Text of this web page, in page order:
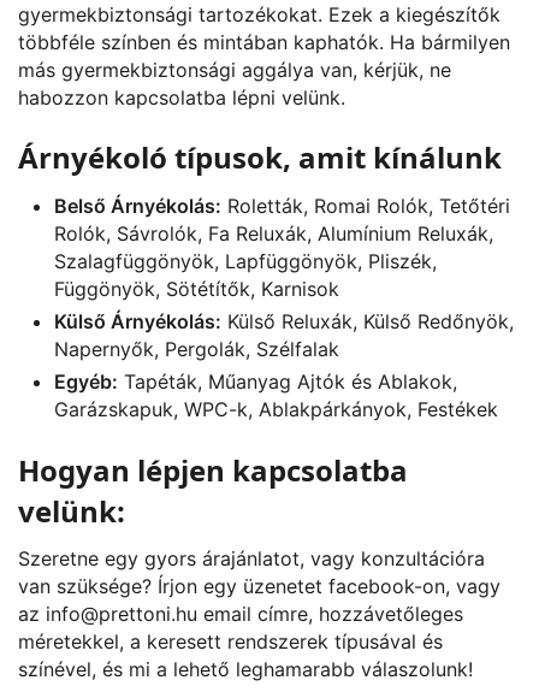
gyermekbiztonsági tartozékokat. Ezek a kiegészítők
többféle színben és mintában kaphatók. Ha bármilyen
más gyermekbiztonsági aggálya van, kérjük, ne
habozzon kapcsolatba lépni velünk.
Árnyékoló típusok, amit kínálunk
Belső Árnyékolás: Roletták, Romai Rolók, Tetőtéri
Rolók, Sávrolók, Fa Reluxák, Alumínium Reluxák,
Szalagfüggönyök, Lapfüggönyök, Pliszék,
Függönyök, Sötétítők, Karnisok
Külső Árnyékolás: Külső Reluxák, Külső Redőnyök,
Napernyők, Pergolák, Szélfalak
Egyéb: Tapéták, Műanyag Ajtók és Ablakok,
Garázskapuk, WPC-k, Ablakpárkányok, Festékek
Hogyan lépjen kapcsolatba
velünk:
Szeretne egy gyors árajánlatot, vagy konzultációra
van szüksége? Írjon egy üzenetet facebook-on, vagy
az info@prettoni.hu email címre, hozzávetőleges
méretekkel, a keresett rendszerek típusával és
színével, és mi a lehető leghamarabb válaszolunk!